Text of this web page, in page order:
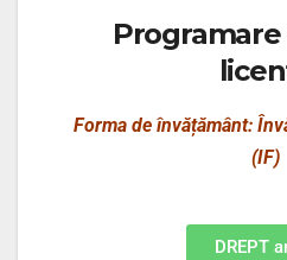
Forma de învățământ:
(IF)
DREPT